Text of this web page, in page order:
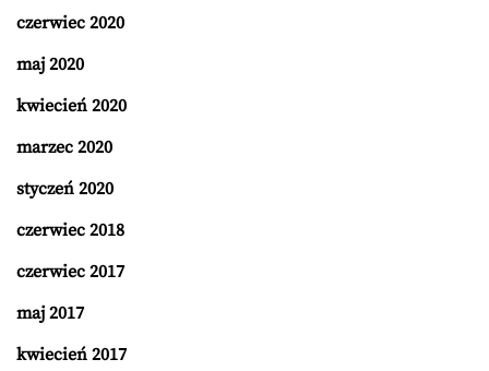
czerwiec 2020
maj 2020
kwiecień 2020
marzec 2020
styczeń 2020
czerwiec 2018
czerwiec 2017
maj 2017
kwiecień 2017